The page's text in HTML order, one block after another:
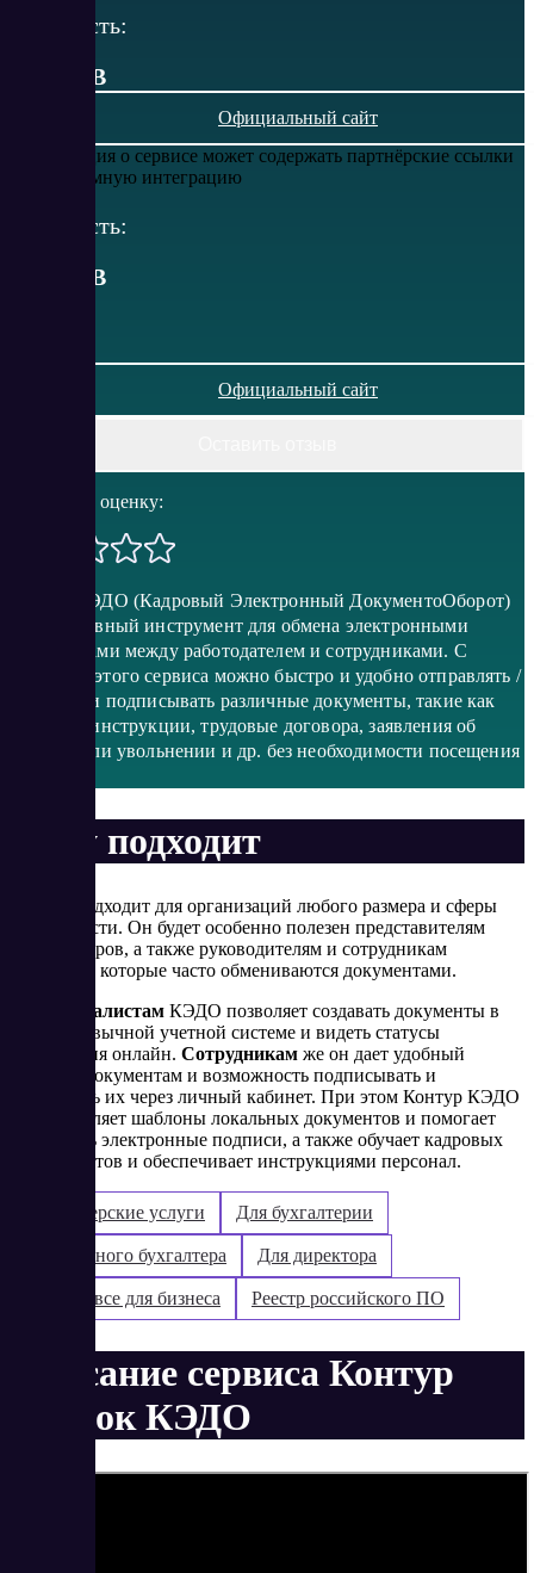
Стоимость:
от 0 RUB
Официальный сайт
Информация о сервисе может содержать партнёрские ссылки
или рекламную интеграцию
Стоимость:
RUB
Официальный сайт
Поставить оценку:
Контур КЭДО (Кадровый Электронный ДокументоОборот)
– эффективный инструмент для обмена электронными
документами между работодателем и сотрудниками. С
помощью этого сервиса можно быстро и удобно отправлять /
получать и подписывать различные документы, такие как
приказы, инструкции, трудовые договора, заявления об
отпуске или увольнении и др. без необходимости посещения
Кому подходит
Сервис подходит для организаций любого размера и сферы
деятельности. Он будет особенно полезен представителям
отдела кадров, а также руководителям и сотрудникам
компаний, которые часто обмениваются документами.
HR-специалистам КЭДО позволяет создавать документы в
своей привычной учетной системе и видеть статусы
подписания онлайн. Сотрудникам же он дает удобный
доступ к документам и возможность подписывать и
отправлять их через личный кабинет. При этом Контур КЭДО
предоставляет шаблоны локальных документов и помогает
выпустить электронные подписи, а также обучает кадровых
специалистов и обеспечивает инструкциями персонал.
Бухгалтерские услуги Для бухгалтерии
Для главного бухгалтера Для директора
Контур: все для бизнеса Реестр российского ПО
Описание сервиса Контур
Диадок КЭДО